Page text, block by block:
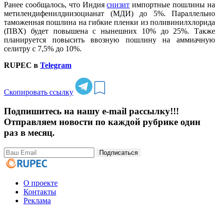
Ранее сообщалось, что Индияснизит импортные пошлины на
метилендифенилдиизоцианат (МДИ) до 5%. Параллельно
таможенная пошлина на гибкие пленки из поливинилхлорида
(ПВХ) будет повышена с нынешних 10% до 25%. Также
планируется повысить ввозную пошлину на аммиачную
селитру с 7,5% до 10%.
RUPEC в Telegram
Скопировать ссылку
Подпишитесь на нашу e-mail рассылку!!!
Отправляем новости по каждой рубрике один
раз в месяц.
Подписаться
О проекте
Контакты
Реклама